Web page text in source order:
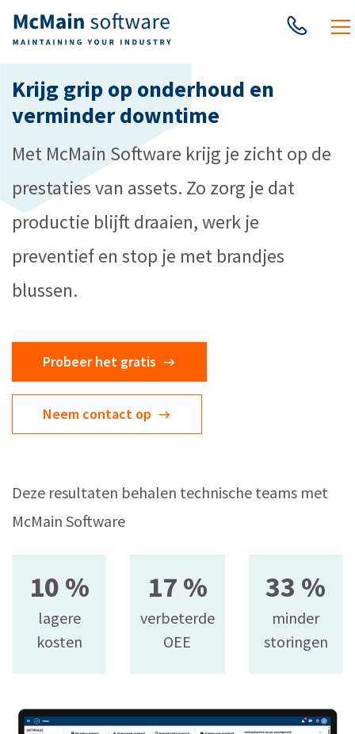
Krijg grip op onderhoud en
verminder downtime
Met McMain Software krijg je zicht op de
prestaties van assets. Zo zorg je dat
productie blijft draaien, werk je
preventief en stop je met brandjes
blussen.
Probeer het gratis
Neem contact op
Deze resultaten behalen technische teams met
McMain Software
10 %
lagere
kosten
17 %
verbeterde
OEE
33 %
minder
storingen